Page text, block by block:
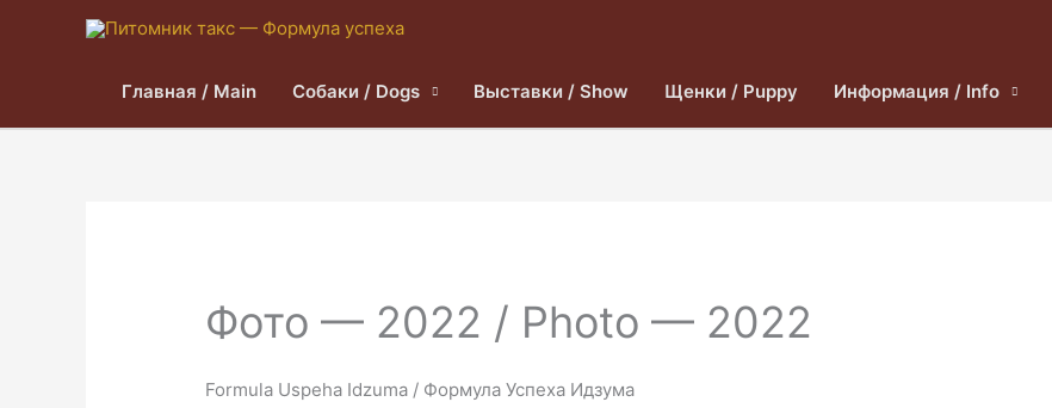
Главная / Main Собаки / Dogs Выставки / Show Щенки / Puppy Информация / Info
Фото — 2022 / Photo — 2022
Formula Uspeha Idzuma / Формула Успеха Идзума